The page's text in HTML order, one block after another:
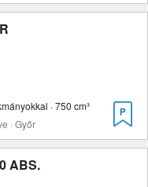
· 750 cm³
· Győr
ABS.